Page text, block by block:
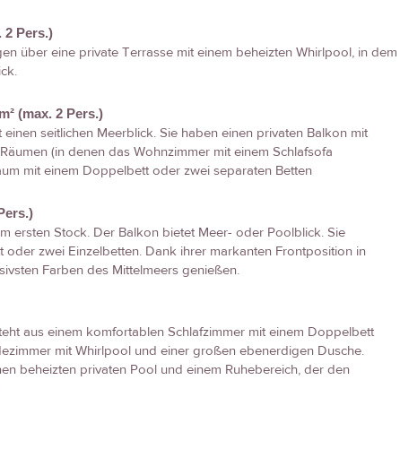
2 Pers.)
über eine private Terrasse mit einem beheizten Whirlpool, in dem
(max. 2 Pers.)
seitlichen Meerblick. Sie haben einen privaten Balkon mit
(in denen das Wohnzimmer mit einem Schlafsofa
mit einem Doppelbett oder zwei separaten Betten
ersten Stock. Der Balkon bietet Meer- oder Poolblick. Sie
zwei Einzelbetten. Dank ihrer markanten Frontposition in
Farben des Mittelmeers genießen.
aus einem komfortablen Schlafzimmer mit einem Doppelbett
mit Whirlpool und einer großen ebenerdigen Dusche.
beheizten privaten Pool und einem Ruhebereich, der den